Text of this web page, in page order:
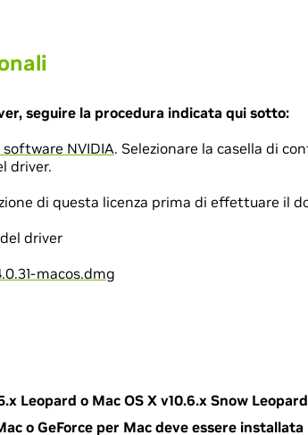
seguire la procedura indicata qui sotto:
software NVIDIA. Selezionare la casella di
driver.
di questa licenza prima di effettuare il
driver
macos.dmg
Leopard o Mac OS X v10.6.x Snow Leopard
o GeForce per Mac deve essere